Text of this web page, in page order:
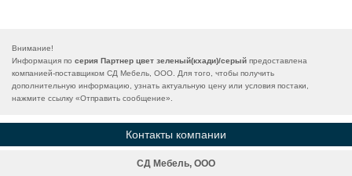
Внимание!
Информация по серия Партнер цвет зеленый(кхади)/серый предоставлена
компанией-поставщиком СД Мебель, ООО. Для того, чтобы получить
дополнительную информацию, узнать актуальную цену или условия постаки,
нажмите ссылку «Отправить сообщение».
Контакты компании
СД Мебель, ООО